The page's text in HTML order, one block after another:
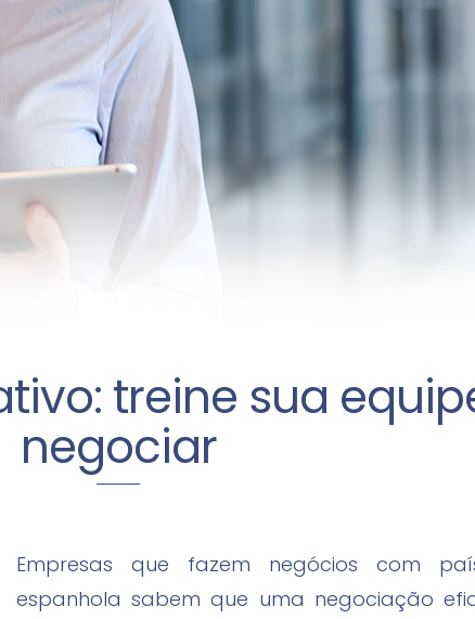
treine sua
negociar
Empresas que fazem negócios com
espanhola sabem que uma negociação